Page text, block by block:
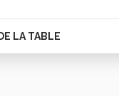
LA TABLE